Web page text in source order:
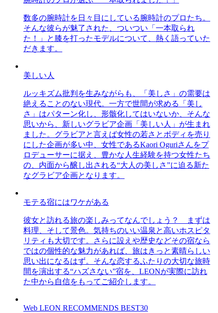
数多の腕時計を日々目にしている腕時計のプロたち。
そんな彼らが魅了された、ついつい「一本取られ
た！」と膝を打ったモデルについて、熱く語っていた
だきます。
美しい人
ルッキズム批判を生みながらも、「美しさ」の需要は
絶えることのない現代。一方で世間が求める「美し
さ」はパターン化し、形骸化してはいないか、そんな
思いから、新しいグラビア企画「美しい人」が生まれ
ました。グラビアと言えば女性の若さとボディを売り
にした企画が多い中、女性であるKaori Oguriさんをプ
ロデューサーに据え、豊かな人生経験を持つ女性たち
の、内面から醸し出される“大人の美しさ”に迫る新た
なグラビア企画となります。
モテる宿にはワケがある
彼女と訪れる旅の楽しみってなんでしょう？ まずは
料理、そして景色。気持ちのいい温泉と高いホスピタ
リティも大切です。さらに設えや歴史などその宿なら
ではの個性的な魅力があれば、旅はきっと素晴らしい
思い出になるはず。そんな恋するふたりの大切な旅時
間を演出する“ハズさない”宿を、LEONが実際に訪れ
た中から自信をもってご紹介します。
Web LEON RECOMMENDS BEST30